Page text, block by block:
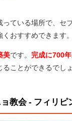
っている場所で、セ
おすすめできます。
美です。 完成に700年
ことができるでしょ
教会 - フィリピ